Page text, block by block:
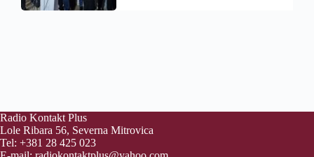
Radio Kontakt Plus
Lole Ribara 56, Severna Mitrovica
Tel: +381 28 425 023